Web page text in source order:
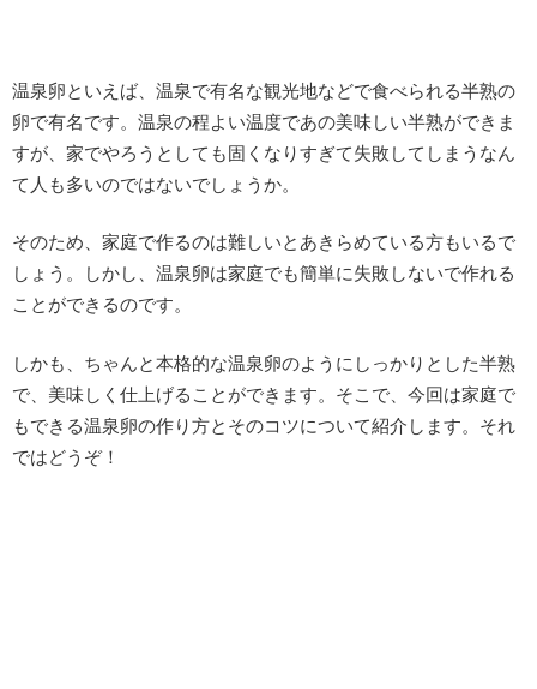
温泉卵といえば、温泉で有名な観光地などで食べられる半熟の
卵で有名です。温泉の程よい温度であの美味しい半熟ができま
すが、家でやろうとしても固くなりすぎて失敗してしまうなん
て人も多いのではないでしょうか。
そのため、家庭で作るのは難しいとあきらめている方もいるで
しょう。しかし、温泉卵は家庭でも簡単に失敗しないで作れる
ことができるのです。
しかも、ちゃんと本格的な温泉卵のようにしっかりとした半熟
で、美味しく仕上げることができます。そこで、今回は家庭で
もできる温泉卵の作り方とそのコツについて紹介します。それ
ではどうぞ！